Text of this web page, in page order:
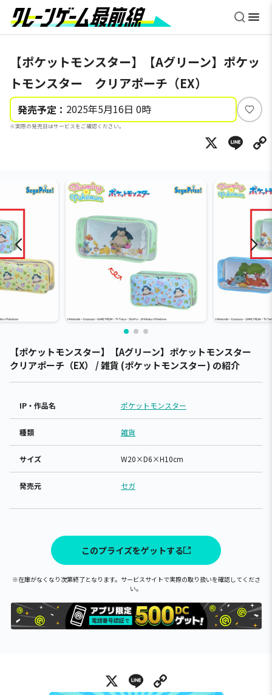
【ポケットモンスター】【Aグリーン】ポケッ
トモンスター クリアポーチ（EX）
発売予定： 2025年5月16日 0時
※実際の発売日はサービスをご確認ください。
い
ね
X
【ポケットモンスター】【Aグリーン】ポケットモンスター
クリアポーチ（EX） / 雑貨 (ポケットモンスター) の紹介
IP・作品名 ポケットモンスター
種類 雑貨
サイズ W20×D6×H10cm
発売元 セガ
このプライズをゲットする
※在庫がなくなり次第終了となります。サービスサイトで実際の取り扱いを確認してくださ
い。
X Line